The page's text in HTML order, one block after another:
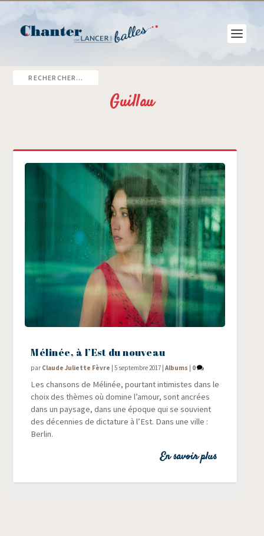
Guillau
Mélinée, à l’Est du nouveau
par Claude Juliette Fèvre |5 septembre 2017 |Albums | 0
Les chan­sons de Méli­née, pour­tant inti­mistes dans le
choix des thèmes où domine l’amour, sont ancrées
dans un pay­sage, dans une époque qui se sou­vient
des décen­nies de dic­ta­ture à l’Est. Dans une ville :
Berlin.
En savoir plus